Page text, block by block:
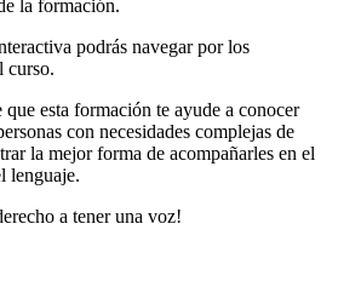
la formación.
podrás navegar por los
curso.
que esta formación te ayude a conocer
con necesidades complejas de
la mejor forma de acompañarles en el
lenguaje.
a tener una voz!